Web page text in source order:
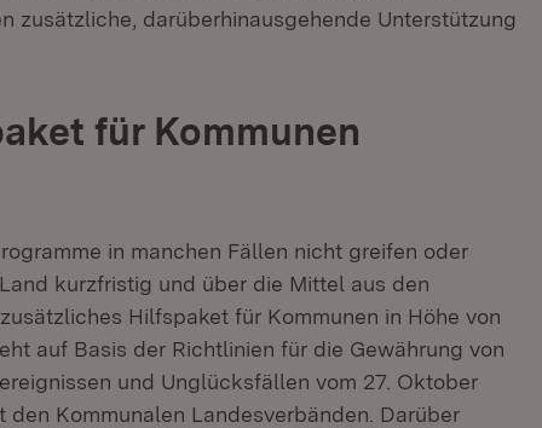
zusätzliche, darüberhinausgehende Unterstützung
für Kommunen
in manchen Fällen nicht greifen oder
kurzfristig und über die Mittel aus den
Hilfspaket für Kommunen in Höhe von
auf Basis der Richtlinien für die Gewährung von
und Unglücksfällen vom 27. Oktober
Kommunalen Landesverbänden. Darüber